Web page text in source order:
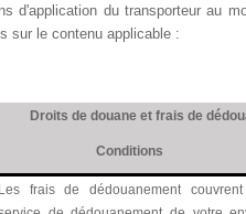
d'application du transporteur au
sur le contenu applicable :
Droits de douane et frais de
Conditions
Les frais de dédouanement